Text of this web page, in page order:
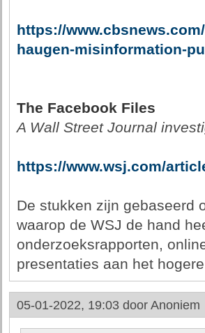
https://
haugen-misinformation-
The Facebook Files
A Wall Street Journal
https://www.wsj.com/
De stukken zijn gebaseerd
waarop de WSJ de hand
onderzoeksrapporten,
presentaties aan het
05-01-2022, 19:03 door Anoniem